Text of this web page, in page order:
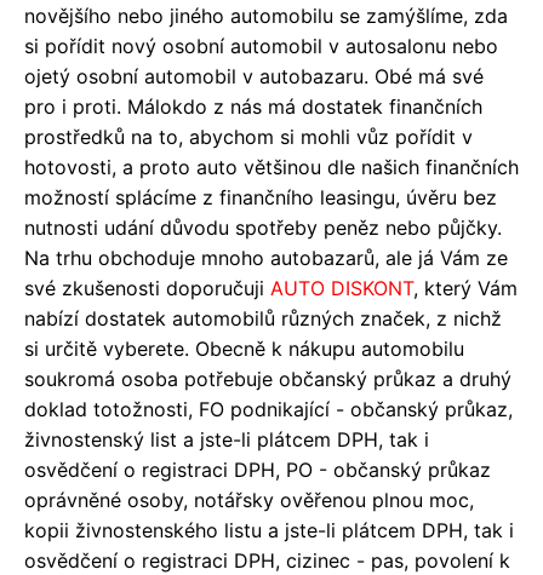
novějšího nebo jiného automobilu se zamýšlíme, zda
si pořídit nový osobní automobil v autosalonu nebo
ojetý osobní automobil v autobazaru. Obé má své
pro i proti. Málokdo z nás má dostatek finančních
prostředků na to, abychom si mohli vůz pořídit v
hotovosti, a proto auto většinou dle našich finančních
možností splácíme z finančního leasingu, úvěru bez
nutnosti udání důvodu spotřeby peněz nebo půjčky.
Na trhu obchoduje mnoho autobazarů, ale já Vám ze
své zkušenosti doporučuji AUTO DISKONT, který Vám
nabízí dostatek automobilů různých značek, z nichž
si určitě vyberete. Obecně k nákupu automobilu
soukromá osoba potřebuje občanský průkaz a druhý
doklad totožnosti, FO podnikající - občanský průkaz,
živnostenský list a jste-li plátcem DPH, tak i
osvědčení o registraci DPH, PO - občanský průkaz
oprávněné osoby, notářsky ověřenou plnou moc,
kopii živnostenského listu a jste-li plátcem DPH, tak i
osvědčení o registraci DPH, cizinec - pas, povolení k